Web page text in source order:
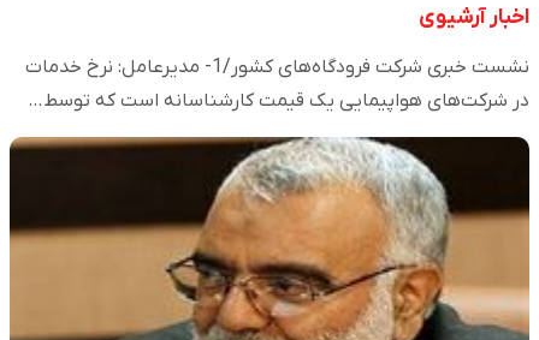
اخبار آرشیوی
نشست خبری شرکت‌ فرودگاه‌های کشور/1- مدیرعامل: نرخ خدمات
در شرکت‌های هواپیمایی یک قیمت کارشناسانه است که توسط…